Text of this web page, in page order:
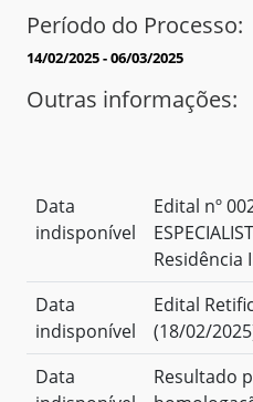
Período do Processo:
14/02/2025 - 06/03/2025
Outras informações:
Data
indisponível
Edital nº
Residência
Data
indisponível
Edital
(18/02/
Data
Resultado